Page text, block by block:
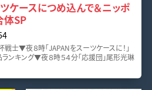
ケースにつめ込んで＆ニッポ
体SP
戦士▼夜８時「JAPANをスーツケースに！」
ンキング▼夜８時５４分「応援団」尾形光琳